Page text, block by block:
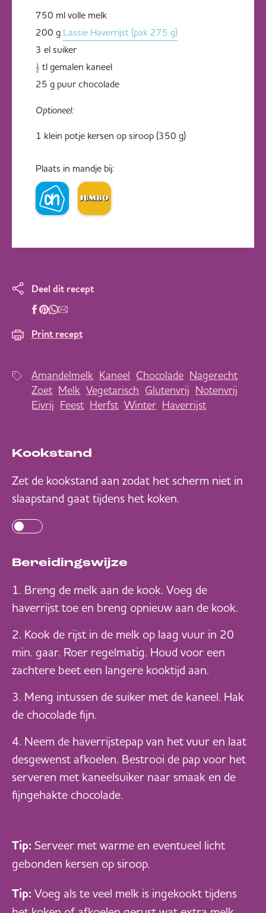
750 ml volle melk
200 g Lassie Haverrijst (pak 275 g)
3 el suiker
½ tl gemalen kaneel
25 g puur chocolade
Optioneel:
1 klein potje kersen op siroop (350 g)
Plaats in mandje bij:
Deel dit recept
Print recept
Amandelmelk Kaneel Chocolade Nagerecht
Zoet Melk Vegetarisch Glutenvrij Notenvrij
Eivrij Feest Herfst Winter Haverrijst
Kookstand
Zet de kookstand aan zodat het scherm niet in
slaapstand gaat tijdens het koken.
Bereidingswijze
Breng de melk aan de kook. Voeg de
haverrijst toe en breng opnieuw aan de kook.
Kook de rijst in de melk op laag vuur in 20
min. gaar. Roer regelmatig. Houd voor een
zachtere beet een langere kooktijd aan.
Meng intussen de suiker met de kaneel. Hak
de chocolade fijn.
Neem de haverrijstepap van het vuur en laat
desgewenst afkoelen. Bestrooi de pap voor het
serveren met kaneelsuiker naar smaak en de
fijngehakte chocolade.
Tip: Serveer met warme en eventueel licht
gebonden kersen op siroop.
Tip: Voeg als te veel melk is ingekookt tijdens